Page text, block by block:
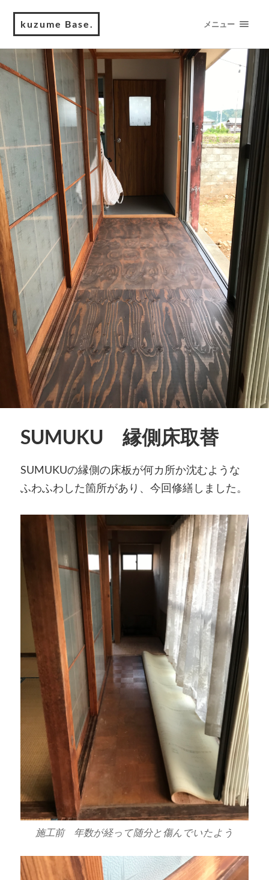
kuzume Base. メニュー
SUMUKU 縁側床取替
SUMUKUの縁側の床板が何カ所か沈むような
ふわふわした箇所があり、今回修繕しました。
施工前 年数が経って随分と傷んでいたよう